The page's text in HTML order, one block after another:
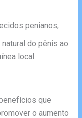
penianos;
do pênis ao
local.
que
o aumento